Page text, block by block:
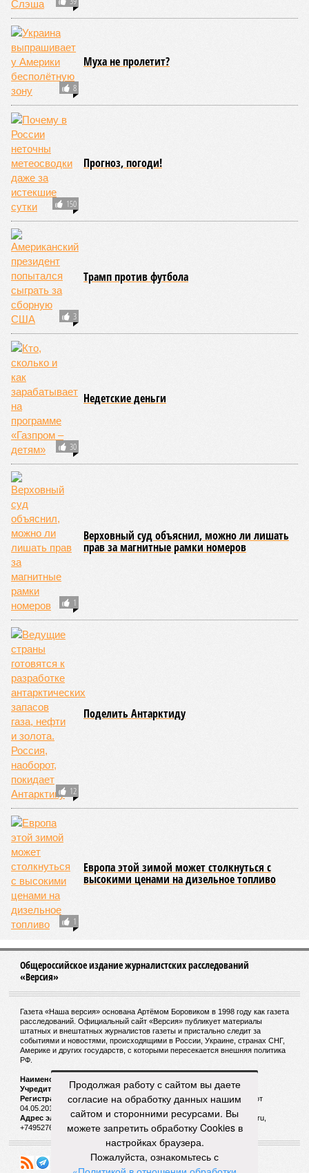
8
Муха не пролетит?
150
Прогноз, погоди!
3
Трамп против футбола
30
Недетские деньги
1
Верховный суд объяснил, можно ли лишать
прав за магнитные рамки номеров
12
Поделить Антарктиду
1
Европа этой зимой может столкнуться с
высокими ценами на дизельное топливо
Общероссийское издание журналистских расследований
«Версия»
Газета «Наша версия» основана Артёмом Боровиком в 1998 году как газета
расследований. Официальный сайт «Версия» публикует материалы
штатных и внештатных журналистов газеты и пристально следит за
событиями и новостями, происходящими в России, Украине, странах СНГ,
Америке и других государств, с которыми пересекается внешняя политика
РФ.
Наименование:
Учредитель:
ООО «Версия»,Главный редактор:Горевой Р. Г.
Регистрационный номер Роскомнадзора:ЭЛ № ФС 77 - 72681 от
04.05.2018 г.
Адрес электронной почты и телефон редакции:versia@versia.ru,
+74952760348
Продолжая работу с сайтом вы даете
согласие на обработку данных нашим
сайтом и сторонними ресурсами. Вы
можете запретить обработку Cookies в
настройках браузера.
Пожалуйста, ознакомьтесь с